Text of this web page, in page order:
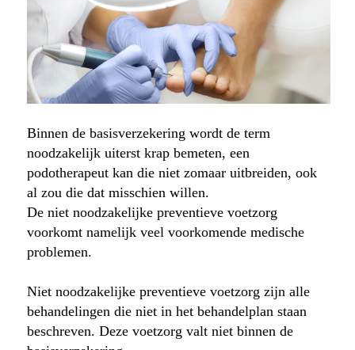
Binnen de basisverzekering wordt de term
noodzakelijk uiterst krap bemeten, een
podotherapeut kan die niet zomaar uitbreiden, ook
al zou die dat misschien willen.
De niet noodzakelijke preventieve voetzorg
voorkomt namelijk veel voorkomende medische
problemen.
Niet noodzakelijke preventieve voetzorg zijn alle
behandelingen die niet in het behandelplan staan
beschreven. Deze voetzorg valt niet binnen de